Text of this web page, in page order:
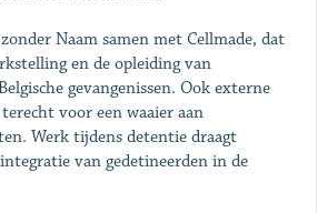
Naam samen met Cellmade, dat
en de opleiding van
gevangenissen. Ook externe
voor een waaier aan
Werk tijdens detentie draagt
van gedetineerden in de